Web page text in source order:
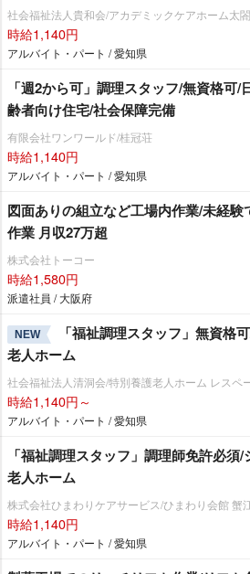
社会福祉法人貴和会/アカデミックケアホーム太閤
時給1,140円
アルバイト・パート / 愛知県
「週2から可」調理スタッフ/無資格可
齢者向け住宅/社会保障完備
有限会社ワンワールド/桂冠荘
時給1,140円
アルバイト・パート / 愛知県
図面ありの組立など工場内作業/未経
作業 月収27万超
株式会社トーコー
時給1,580円
派遣社員 / 大阪府
NEW
「福祉調理スタッフ」無資格
老人ホーム
社会福祉法人清洞会/特別養護老人ホーム レスペ
時給1,140円～
アルバイト・パート / 愛知県
「福祉調理スタッフ」調理師免許必
老人ホーム
株式会社ひまわりケアサービス/ひまわり会館 蟹
時給1,140円
アルバイト・パート / 愛知県